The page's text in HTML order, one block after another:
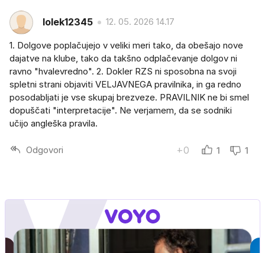
lolek12345 12. 05. 2026 14.17
1. Dolgove poplačujejo v veliki meri tako, da obešajo nove
dajatve na klube, tako da takšno odplačevanje dolgov ni
ravno "hvalevredno". 2. Dokler RZS ni sposobna na svoji
spletni strani objaviti VELJAVNEGA pravilnika, in ga redno
posodabljati je vse skupaj brezveze. PRAVILNIK ne bi smel
dopuščati "interpretacije". Ne verjamem, da se sodniki
učijo angleška pravila.
Odgovori +0 1 1